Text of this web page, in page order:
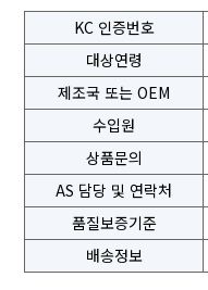
KC 인증번호
대상연령
제조국 또는 OEM
수입원
상품문의
AS 담당 및 연락처
품질보증기준
배송정보